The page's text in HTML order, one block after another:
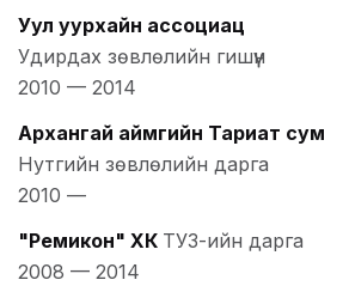
Уул уурхайн ассоциац
Удирдах зөвлөлийн гишүүн
2010 — 2014
Архангай аймгийн Тариат сум
Нутгийн зөвлөлийн дарга
2010 —
"Ремикон" ХК ТУЗ-ийн дарга
2008 — 2014